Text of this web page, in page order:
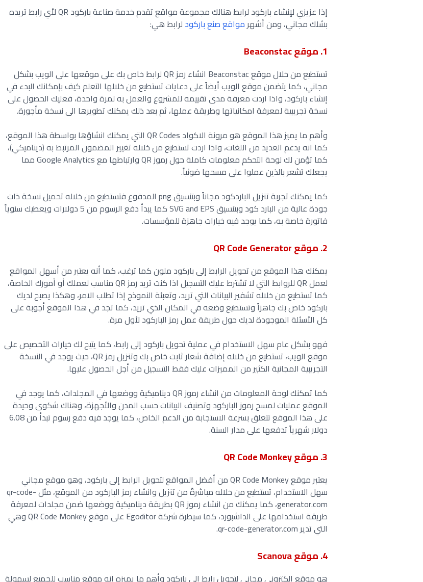
إذا عزيزي لإنشاء باركود لرابط هنالك مجموعة مواقع تقدم خدمة صناعة باركود QR لأي رابط تريده
بشلك مجاني، ومن أشهرمواقع صنع باركود لرابط هي:
1. موقع Beaconstac
تستطيع من خلال موقع Beaconstac انشاء رمز QR لرابط خاص بك على موقعها على الويب بشكل
مجاني، كما يتضمن موقع الويب أيضاً على دعايات تستطيع من خلالها التعلم كيف بإمكانك البدء في
إنشاء باركود، واذا اردت معرفة مدى تقييمه للمشروع والعمل به لمرة واحدة، فعليك الحصول على
نسخة تجريبية لمعرفة امكانياتها وطريقة عملها، ثم بعد ذلك يمكنك تطويرها الى نسخة مأجورة.
وأهم ما يميز هذا الموقع هو مرونة الاكواد QR Codes التي يمكنك انشاؤها بواسطة هذا الموقع،
كما انه يدعم العديد من اللغات، واذا اردت تستطيع من خلاله تغيير المضمون المرتبط به (ديناميكي)،
كما تؤمن لك لوحة التحكم معلومات كاملة حول رموز QR وارتباطها مع Google Analytics مما
يجعلك تشعر بالذين عملوا على مسحها ضوئياً.
كما يمكنك تجربة تنزيل الباردكود مجاناً وبتنسيق png المدفوع فتستطيع من خلاله تحميل نسخة ذات
جودة عالية من البارد كود وبتنسيق SVG and EPS كما يبدأ دفع الرسوم من 5 دولارات ويعطيك سنوياً
فاتورة خاصة به، كما يوجد فيه خيارات جاهزة للمؤسسات.
2. موقع QR Code Generator
يمكنك هذا الموقع من تحويل الرابط إلى باركود ملون كما ترغب، كما أنه يعتبر من أسهل المواقع
لعمل QR للروابط التي لا تشترط عليك التسجيل اذا كنت تريد رمز QR مناسب لعملك أو أمورك الخاصة،
كما تستطيع من خلاله تشفير البيانات التي تريد، وتعبئة النموذج إذا تطلب الامر، وهكذا يصبح لديك
باركود خاص بك جاهزاً وتستطيع وضعه في المكان الذي تريد، كما تجد في هذا الموقع أجوبة على
كل الأسئلة الموجودة لديك حول طريقة عمل رمز الباركود لأول مرة.
فهو بشكل عام سهل الاستخدام في عملية تحويل باركود إلى رابط، كما يتيح لك خيارات التخصيص على
موقع الويب، تستطيع من خلاله إضافة شعار ثابت خاص بك وتنزيل رمز QR، حيث يوجد في النسخة
التجريبية المجانية الكثير من المميزات عليك فقط التسجيل من أجل الحصول عليها.
كما تمكنك لوحة المعلومات من انشاء رموز QR ديناميكية ووضعها في المجلدات، كما يوجد في
الموقع عمليات لمسح رموز الباركود وتصنيف البيانات حسب المدن والأجهزة، وهناك شكوى وحيدة
على هذا الموقع تتعلق بسرعة الاستجابة من الدعم الخاص، كما يوجد فيه دفع رسوم تبدأ من 6.08
دولار شهرياً تدفعها على مدار السنة.
3. موقع QR Code Monkey
يعتبر موقع QR Code Monkey من أفضل المواقع لتحويل الرابط إلى باركود، وهو موقع مجاني
سهل الاستخدام، تستطيع من خلاله مباشرةً من تنزيل وانشاء رمز الباركود من الموقع، مثل qr-code-
generator.com، كما يمكنك من انشاء رموز QR بطريقة ديناميكية ووضعها ضمن مجلدات لمعرفة
طريقة استخدامها على الداشبورد، كما سيطرة شركة Egoditor على موقع QR Code Monkey وهي
التي تدير qr-code-generator.com.
4. موقع Scanova
هو موقع الكتروني مجاني لتحويل رابط الى باركود وأهم ما يميزه انه موقع مناسب للجميع لسهولة